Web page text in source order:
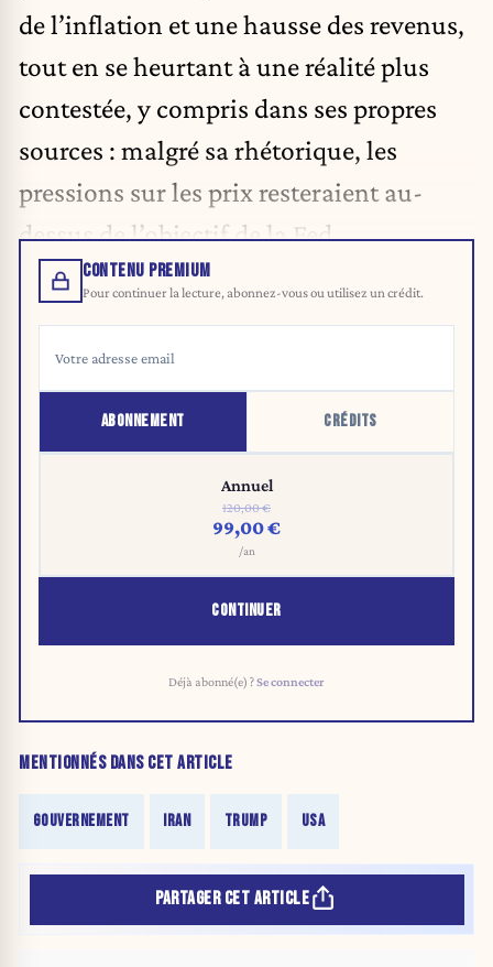
de l’inflation et une hausse des revenus,
tout en se heurtant à une réalité plus
contestée, y compris dans ses propres
sources : malgré sa rhétorique, les
pressions sur les prix resteraient au-
dessus de l’objectif de la Fed.
CONTENU PREMIUM
Pour continuer la lecture, abonnez-vous ou utilisez un crédit.
ABONNEMENT CRÉDITS
Annuel
120,00 €
99,00 €
/an
CONTINUER
Déjà abonné(e) ?Se connecter
MENTIONNÉS DANS CET ARTICLE
GOUVERNEMENT IRAN TRUMP USA
PARTAGER CET ARTICLE